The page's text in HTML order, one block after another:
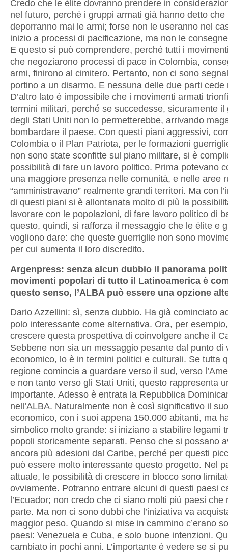
Credo che le élite dovranno prendere in
nel futuro, perché i gruppi armati già hanno detto che
deporranno mai le armi; forse non le useranno nel
inizio a processi di pacificazione, ma non le
E questo si può comprendere, perché tutti i
che negoziarono processi di pace in Colombia,
armi, finirono al cimitero. Pertanto, non ci sono
portino a un disarmo. E nessuna delle due parti cede
D’altro lato è impossibile che i movimenti armati
termini militari, perché se succedesse, sicuramente il
degli Stati Uniti non lo permetterebbe, arrivando
bombardare il paese. Con questi piani aggressivi,
Colombia o il Plan Patriota, per le formazioni
non sono state sconfitte sul piano militare, si è
possibilità di fare un lavoro politico. Prima potevano
una maggiore presenza nelle comunità, e nelle aree
“amministravano” realmente grandi territori. Ma con
di questi piani si è allontanata molto di più la
lavorare con le popolazioni, di fare lavoro politico di
questo, quindi, si rafforza il messaggio che le élite e
vogliono dare: che queste guerriglie non sono
per cui aumenta il loro discredito.
Argenpress: senza alcun dubbio il panorama
movimenti popolari di tutto il Latinoamerica è
questo senso, l’ALBA può essere una opzione
Dario Azzellini: sì, senza dubbio. Ha già cominciato
polo interessante come alternativa. Ora, per
crescere questa prospettiva di coinvolgere anche il
Sebbene non sia un messaggio pesante dal punto di
economico, lo è in termini politici e culturali. Se tutta
regione comincia a guardare verso il sud, verso
e non tanto verso gli Stati Uniti, questo rappresenta
importante. Adesso è entrata la Repubblica
nell’ALBA. Naturalmente non è così significativo il
economico, con i suoi appena 150.000 abitanti, ma
simbolico molto grande: si iniziano a stabilire legami
popoli storicamente separati. Penso che si possano
ancora più adesioni dal Caribe, perché per questi
può essere molto interessante questo progetto. Nel
attuale, le possibilità di crescere in blocco sono
ovviamente. Potranno entrare alcuni di questi paesi
l’Ecuador; non credo che ci siano molti più paesi che
parte. Ma non ci sono dubbi che l’iniziativa va
maggior peso. Quando si mise in cammino c’erano
paesi: Venezuela e Cuba, e solo buone intenzioni.
cambiato in pochi anni. L’importante è vedere se si